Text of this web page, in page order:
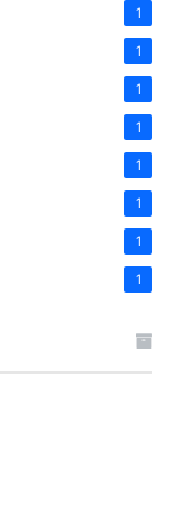
1
1
1
1
1
1
1
1